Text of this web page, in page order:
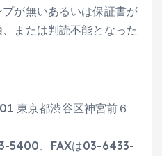
が無いあるいは保証書が
または判読不能となった
東京都渋谷区神宮前６
5400、FAXは03-6433-